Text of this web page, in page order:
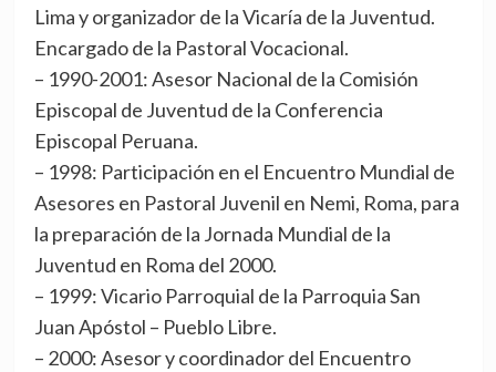
Lima y organizador de la Vicaría de la Juventud.
Encargado de la Pastoral Vocacional.
– 1990-2001: Asesor Nacional de la Comisión
Episcopal de Juventud de la Conferencia
Episcopal Peruana.
– 1998: Participación en el Encuentro Mundial de
Asesores en Pastoral Juvenil en Nemi, Roma, para
la preparación de la Jornada Mundial de la
Juventud en Roma del 2000.
– 1999: Vicario Parroquial de la Parroquia San
Juan Apóstol – Pueblo Libre.
– 2000: Asesor y coordinador del Encuentro